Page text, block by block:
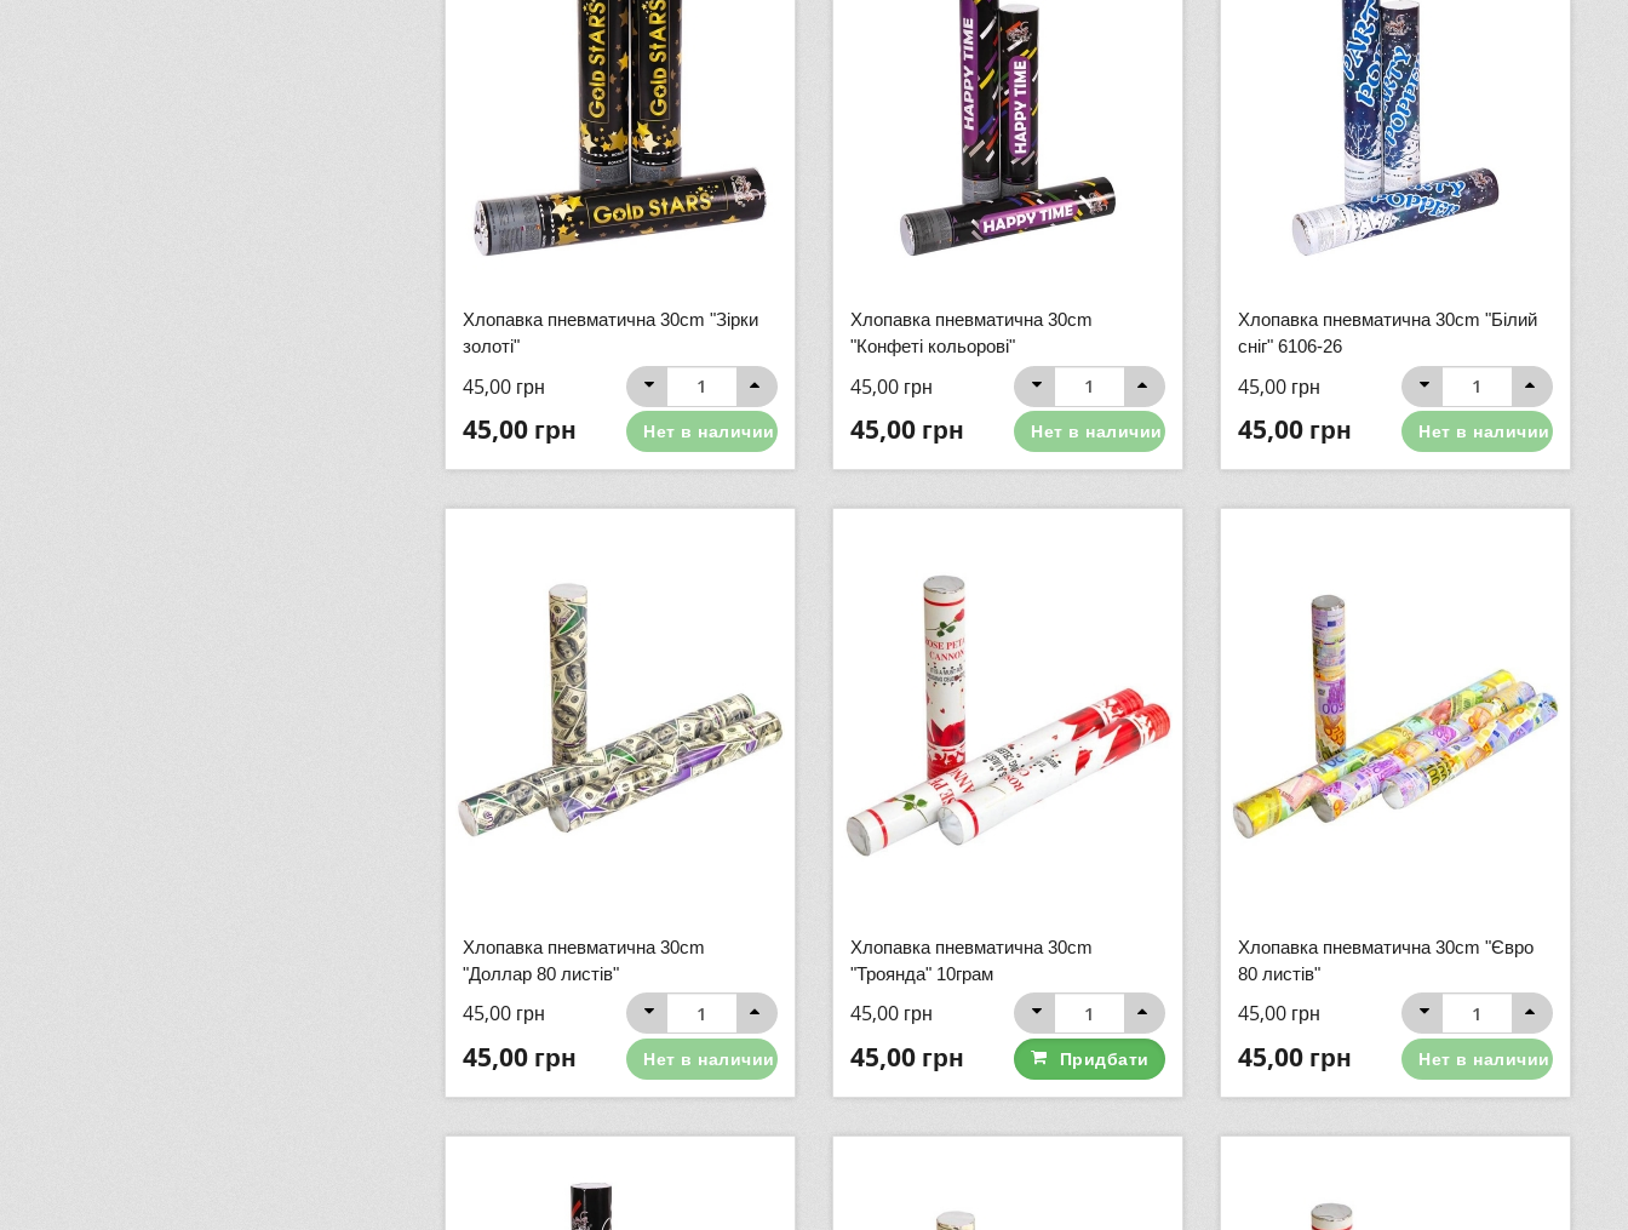
Хлопавка пневматична 30cm "Зірки
золоті"
45,00 грн
45,00 грн Нет в наличии
Хлопавка пневматична 30cm
"Конфеті кольорові"
45,00 грн
45,00 грн Нет в наличии
Хлопавка пневматична 30cm "Білий
сніг" 6106-26
45,00 грн
45,00 грн Нет в наличии
Хлопавка пневматична 30cm
"Доллар 80 листів"
45,00 грн
45,00 грн Нет в наличии
Хлопавка пневматична 30cm
"Троянда" 10грам
45,00 грн
45,00 грн Придбати
Хлопавка пневматична 30cm "Євро
80 листів"
45,00 грн
45,00 грн Нет в наличии